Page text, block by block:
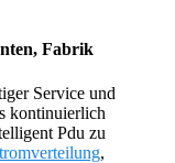
Fabrik
Service und
kontinuierlich
Pdu zu
,